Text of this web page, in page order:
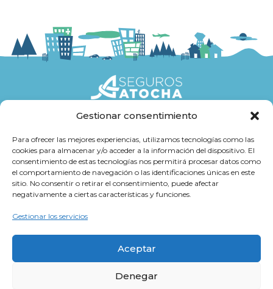
Gestionar consentimiento
Para ofrecer las mejores experiencias, utilizamos tecnologías como las
cookies para almacenar y/o acceder a la información del dispositivo. El
consentimiento de estas tecnologías nos permitirá procesar datos como
el comportamiento de navegación o las identificaciones únicas en este
sitio. No consentir o retirar el consentimiento, puede afectar
negativamente a ciertas características y funciones.
Gestionar los servicios
Aceptar
Denegar
Atención al cliente
Trabaja con Nosotros
Aviso legal y Política de Privacidad